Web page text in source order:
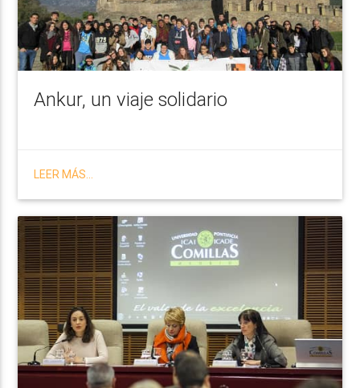
Ankur, un viaje solidario
LEER MÁS...